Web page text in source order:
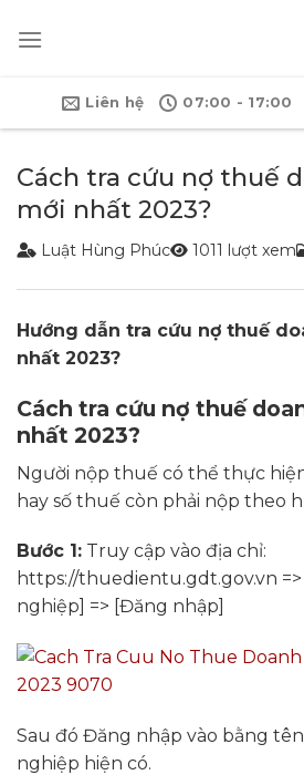
qua
Liên hệ 07:00 - 17:00
Cách tra cứu nợ thuế
mới nhất 2023?
Luật Hùng Phúc 1011 lượt xem
Hướng dẫn tra cứu nợ thuế
nhất 2023?
Cách tra cứu nợ thuế
nhất 2023?
Người nộp thuế có thể thực
hay số thuế còn phải nộp theo
Bước 1: Truy cập vào địa chỉ:
https://thuedientu.gdt.gov.vn
nghiệp] => [Đăng nhập]
Sau đó Đăng nhập vào bằng
nghiệp hiện có.